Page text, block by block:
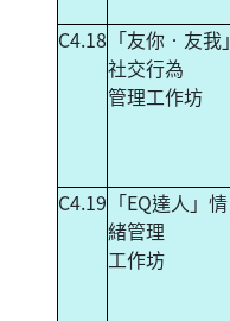
C4.18 「友你‧友我」
社交行為
管理工作坊
C4.19 「EQ達人」情
緒管理
工作坊